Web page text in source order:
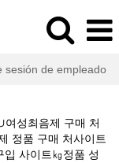
sesión de empleado
성최음제 구매 처
정품 구매 처사이트
사이트㎏정품 성